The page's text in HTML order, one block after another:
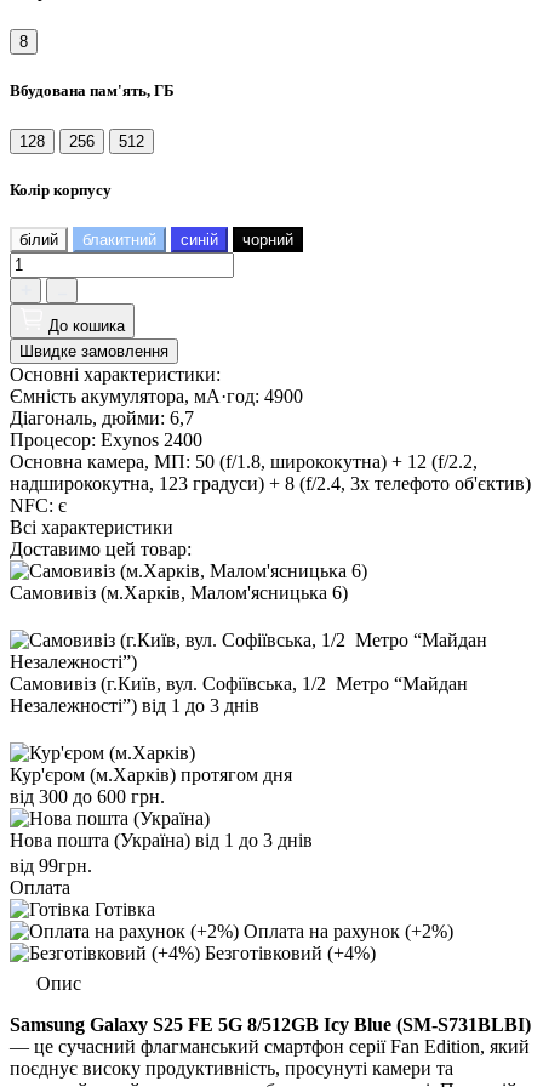
8
Вбудована пам'ять, ГБ
128 256 512
Колір корпусу
білий блакитний синій чорний
До кошика
Швидке замовлення
Основні характеристики:
Ємність акумулятора, мА·год: 4900
Діагональ, дюйми: 6,7
Процесор: Exynos 2400
Основна камера, МП: 50 (f/1.8, ширококутна) + 12 (f/2.2,
надширококутна, 123 градуси) + 8 (f/2.4, 3x телефото об'єктив)
NFC: є
Всі характеристики
Доставимо цей товар:
Самовивіз (м.Харків, Малом'ясницька 6)
Самовивіз (г.Київ, вул. Софіївська, 1/2 Метро “Майдан
Незалежності”) від 1 до 3 днів
Кур'єром (м.Харків) протягом дня
від 300 до 600 грн.
Нова пошта (Україна) від 1 до 3 днів
від 99грн.
Оплата
Готівка
Оплата на рахунок (+2%)
Безготівковий (+4%)
Опис
Samsung Galaxy S25 FE 5G 8/512GB Icy Blue (SM-S731BLBI)
— це сучасний флагманський смартфон серії Fan Edition, який
поєднує високу продуктивність, просунуті камери та